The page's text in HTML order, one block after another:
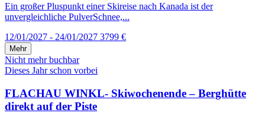
Ein großer Pluspunkt einer Skireise nach Kanada ist der
unvergleichliche PulverSchnee,...
12/01/2027 - 24/01/2027 3799 €
Mehr
Nicht mehr buchbar
Dieses Jahr schon vorbei
FLACHAU WINKL- Skiwochenende – Berghütte
direkt auf der Piste